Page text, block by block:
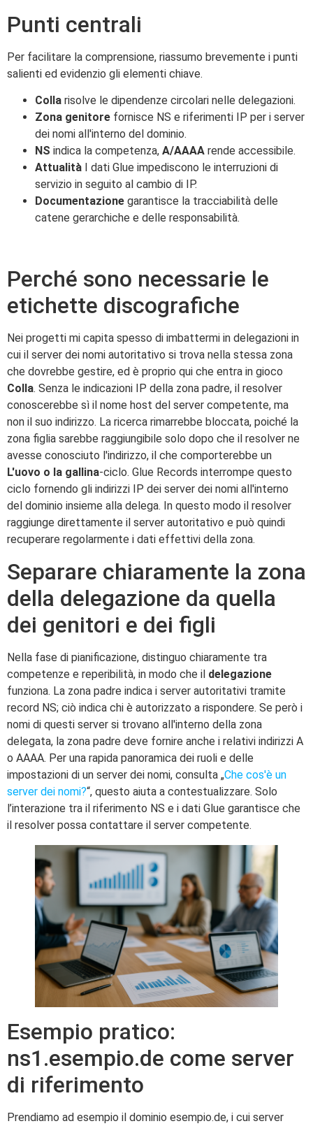
Punti centrali
Per facilitare la comprensione, riassumo brevemente i punti
salienti ed evidenzio gli elementi chiave.
Colla risolve le dipendenze circolari nelle delegazioni.
Zona genitore fornisce NS e riferimenti IP per i server
dei nomi all'interno del dominio.
NS indica la competenza, A/AAAA rende accessibile.
Attualità I dati Glue impediscono le interruzioni di
servizio in seguito al cambio di IP.
Documentazione garantisce la tracciabilità delle
catene gerarchiche e delle responsabilità.
Perché sono necessarie le
etichette discografiche
Nei progetti mi capita spesso di imbattermi in delegazioni in
cui il server dei nomi autoritativo si trova nella stessa zona
che dovrebbe gestire, ed è proprio qui che entra in gioco
Colla. Senza le indicazioni IP della zona padre, il resolver
conoscerebbe sì il nome host del server competente, ma
non il suo indirizzo. La ricerca rimarrebbe bloccata, poiché la
zona figlia sarebbe raggiungibile solo dopo che il resolver ne
avesse conosciuto l'indirizzo, il che comporterebbe un
L'uovo o la gallina-ciclo. Glue Records interrompe questo
ciclo fornendo gli indirizzi IP dei server dei nomi all'interno
del dominio insieme alla delega. In questo modo il resolver
raggiunge direttamente il server autoritativo e può quindi
recuperare regolarmente i dati effettivi della zona.
Separare chiaramente la zona
della delegazione da quella
dei genitori e dei figli
Nella fase di pianificazione, distinguo chiaramente tra
competenze e reperibilità, in modo che il delegazione
funziona. La zona padre indica i server autoritativi tramite
record NS; ciò indica chi è autorizzato a rispondere. Se però i
nomi di questi server si trovano all'interno della zona
delegata, la zona padre deve fornire anche i relativi indirizzi A
o AAAA. Per una rapida panoramica dei ruoli e delle
impostazioni di un server dei nomi, consulta „Che cos'è un
server dei nomi?“, questo aiuta a contestualizzare. Solo
l’interazione tra il riferimento NS e i dati Glue garantisce che
il resolver possa contattare il server competente.
Esempio pratico:
ns1.esempio.de come server
di riferimento
Prendiamo ad esempio il dominio esempio.de, i cui server